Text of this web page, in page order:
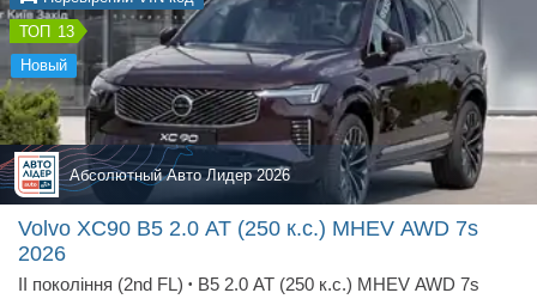
13
новый
Абсолютный Авто Лидер 2026
Volvo XC90 B5 2.0 AT (250 к.с.) MHEV AWD 7s
2026
II покоління (2nd FL) • B5 2.0 AT (250 к.с.) MHEV AWD 7s